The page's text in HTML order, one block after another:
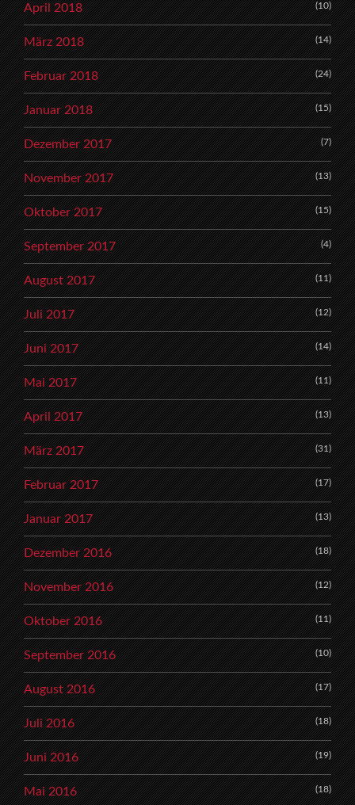
April 2018 (10)
März 2018 (14)
Februar 2018 (24)
Januar 2018 (15)
Dezember 2017 (7)
November 2017 (13)
Oktober 2017 (15)
September 2017 (4)
August 2017 (11)
Juli 2017 (12)
Juni 2017 (14)
Mai 2017 (11)
April 2017 (13)
März 2017 (31)
Februar 2017 (17)
Januar 2017 (13)
Dezember 2016 (18)
November 2016 (12)
Oktober 2016 (11)
September 2016 (10)
August 2016 (17)
Juli 2016 (18)
Juni 2016 (19)
Mai 2016 (18)